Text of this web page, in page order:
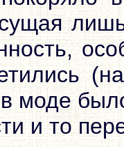
моде
и то